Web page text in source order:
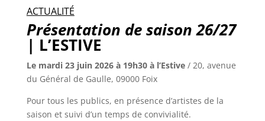
ACTUALITÉ
Présentation de saison 26/27
| L’ESTIVE
Le mardi 23 juin 2026 à 19h30 à l’Estive / 20, avenue
du Général de Gaulle, 09000 Foix
Pour tous les publics, en présence d’artistes de la
saison et suivi d’un temps de convivialité.